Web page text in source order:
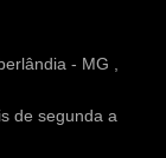
- MG ,
de segunda a